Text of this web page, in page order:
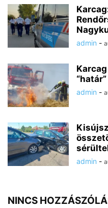
admin -
admin -
admin -
NINCS